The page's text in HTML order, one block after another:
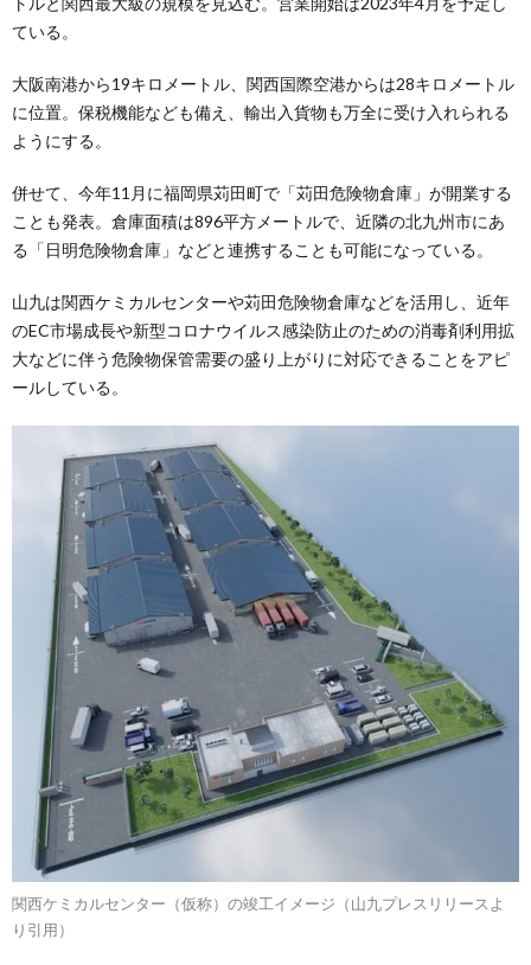
ている。
大阪南港から19キロメートル、関西国際空港からは28キロメートル
に位置。保税機能なども備え、輸出入貨物も万全に受け入れられる
ようにする。
併せて、今年11月に福岡県苅田町で「苅田危険物倉庫」が開業する
ことも発表。倉庫面積は896平方メートルで、近隣の北九州市にあ
る「日明危険物倉庫」などと連携することも可能になっている。
山九は関西ケミカルセンターや苅田危険物倉庫などを活用し、近年
のEC市場成長や新型コロナウイルス感染防止のための消毒剤利用拡
大などに伴う危険物保管需要の盛り上がりに対応できることをアピ
ールしている。
関西ケミカルセンター（仮称）の竣工イメージ（山九プレスリリースよ
り引用）